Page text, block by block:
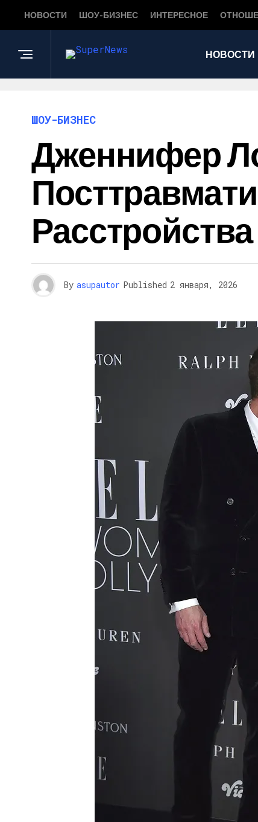
НОВОСТИ ШОУ-БИЗНЕС ИНТЕРЕСНОЕ
НОВОСТИ
ШОУ-БИЗНЕС
Дженнифер
Расстройства
By asupautor Published 2 января, 2026